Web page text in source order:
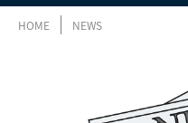
HOME NEWS